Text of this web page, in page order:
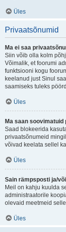
Üles
Privaatsõnumid
Ma ei saa
Siin võib olla kolm
Võimalik, et foorumi
funktsiooni kogu
keelanud just Sinul
saamiseks tuleks
Üles
Ma saan
Saad blokeerida
privaatsõnumeid
võivad keelata sellel
Üles
Sain rämpsposti ja/
Meil on kahju kuulda
administraatorile
olevaid meetmeid
Üles